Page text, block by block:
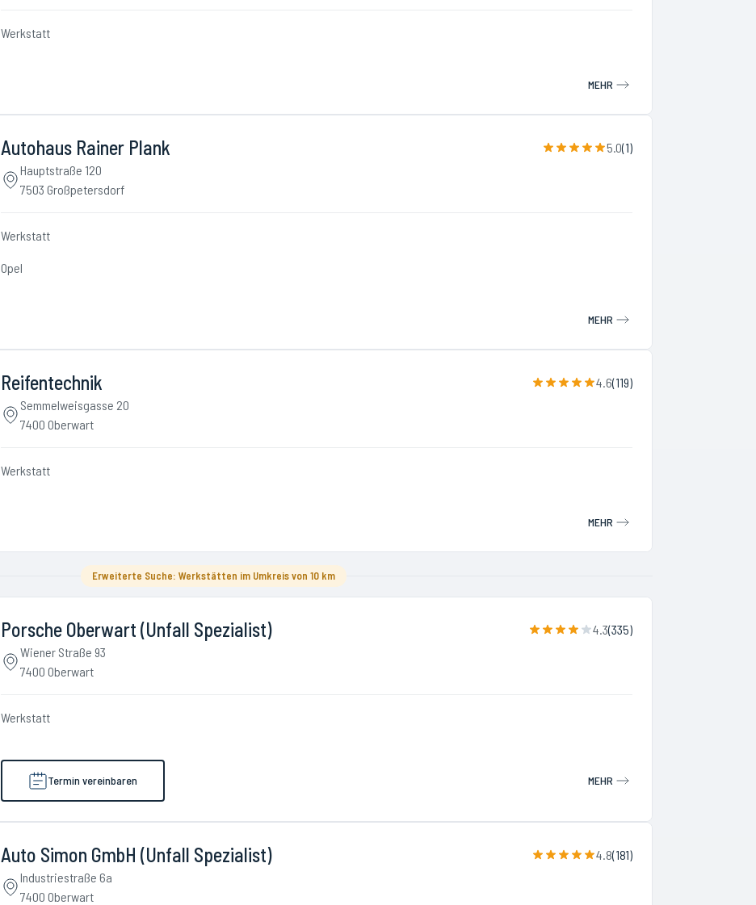
Werkstatt
MEHR
Autohaus Rainer Plank 5.0(1)
Hauptstraße 120
7503 Großpetersdorf
Werkstatt
Opel
MEHR
Reifentechnik 4.6(119)
Semmelweisgasse 20
7400 Oberwart
Werkstatt
MEHR
Erweiterte Suche: Werkstätten im Umkreis von 10 km
Porsche Oberwart (Unfall Spezialist) 4.3(335)
Wiener Straße 93
7400 Oberwart
Werkstatt
Termin vereinbaren MEHR
Auto Simon GmbH (Unfall Spezialist) 4.8(181)
Industriestraße 6a
7400 Oberwart